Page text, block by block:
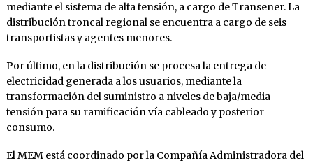
mediante el sistema de alta tensión, a cargo de Transener. La
distribución troncal regional se encuentra a cargo de seis
transportistas y agentes menores.
Por último, en la distribución se procesa la entrega de
electricidad generada a los usuarios, mediante la
transformación del suministro a niveles de baja/media
tensión para su ramificación vía cableado y posterior
consumo.
El MEM está coordinado por la Compañía Administradora del